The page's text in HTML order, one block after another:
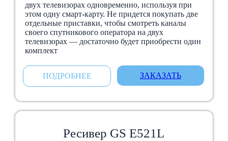
двух телевизорах одновременно, используя при
этом одну смарт-карту. Не придется покупать две
отдельные приставки, чтобы смотреть каналы
своего спутникового оператора на двух
телевизорах — достаточно будет приобрести один
комплект
ПОДРОБНЕЕ ЗАКАЗАТЬ
Ресивер GS E521L